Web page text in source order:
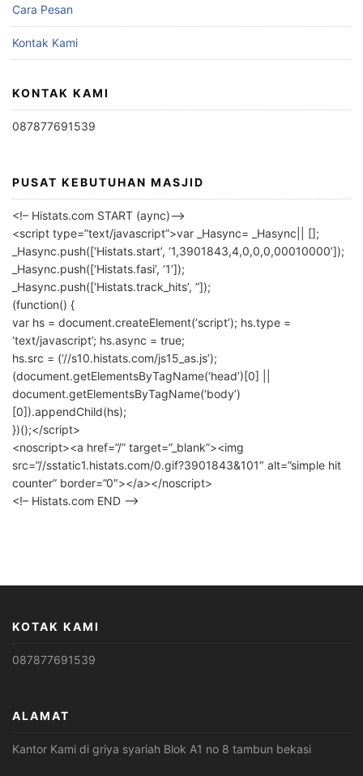
Cara Pesan
Kontak Kami
KONTAK KAMI
087877691539
PUSAT KEBUTUHAN MASJID
<!– Histats.com START (aync)–>
<script type=”text/javascript”>var _Hasync= _Hasync|| [];
_Hasync.push([‘Histats.start’, ‘1,3901843,4,0,0,0,00010000’]);
_Hasync.push([‘Histats.fasi’, ‘1’]);
_Hasync.push([‘Histats.track_hits’, ”]);
(function() {
var hs = document.createElement(‘script’); hs.type =
‘text/javascript’; hs.async = true;
hs.src = (‘//s10.histats.com/js15_as.js’);
(document.getElementsByTagName(‘head’)[0] ||
document.getElementsByTagName(‘body’)
[0]).appendChild(hs);
})();</script>
<noscript><a href=”/” target=”_blank”><img
src=”//sstatic1.histats.com/0.gif?3901843&101″ alt=”simple hit
counter” border=”0″></a></noscript>
<!– Histats.com END –>
KOTAK KAMI
087877691539
ALAMAT
Kantor Kami di griya syariah Blok A1 no 8 tambun bekasi